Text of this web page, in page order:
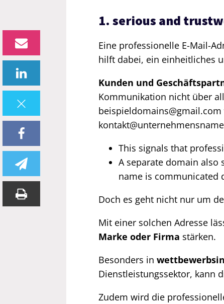
1. serious and
Eine professionelle E-Mail-
hilft dabei, ein einheitliches
Kunden und
Kommunikation nicht über
This signals that
A separate domain also
name is communicated
Doch es geht nicht nur um
Mit einer solchen Adresse
Marke oder Firma stärken.
Besonders in
Dienstleistungssektor, kann
Zudem wird die